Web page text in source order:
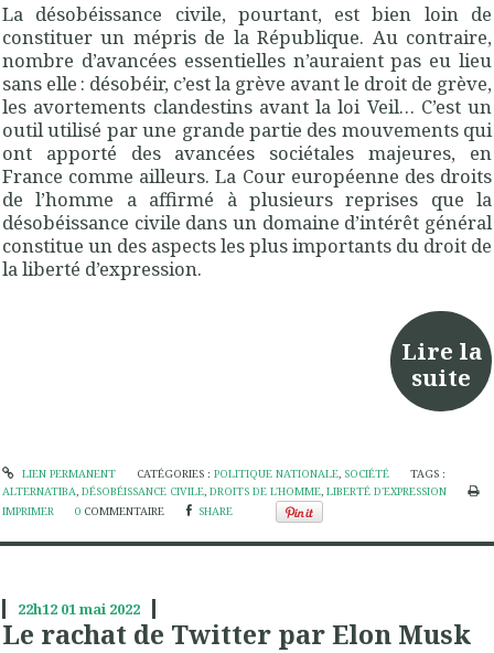
La désobéissance civile, pourtant, est bien loin de
constituer un mépris de la République. Au contraire,
nombre d’avancées essentielles n’auraient pas eu lieu
sans elle : désobéir, c’est la grève avant le droit de grève,
les avortements clandestins avant la loi Veil… C’est un
outil utilisé par une grande partie des mouvements qui
ont apporté des avancées sociétales majeures, en
France comme ailleurs. La Cour européenne des droits
de l’homme a affirmé à plusieurs reprises que la
désobéissance civile dans un domaine d’intérêt général
constitue un des aspects les plus importants du droit de
la liberté d’expression.
Lire la
suite
LIEN PERMANENT CATÉGORIES : POLITIQUE NATIONALE, SOCIÉTÉ
TAGS :
ALTERNATIBA DÉSOBÉISSANCE CIVILE DROITS DE L'HOMME LIBERTÉ D'EXPRESSION
IMPRIMER
0 COMMENTAIRE SHARE
22h12 01 mai 2022
Le rachat de Twitter par Elon Musk